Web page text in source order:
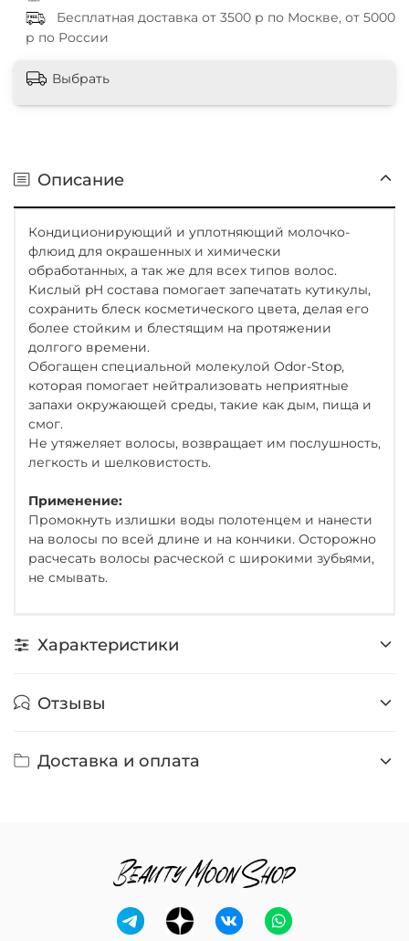
Бесплатная доставка от 3500 р по Москве, от 5000
р по России
Выбрать
Описание
Кондиционирующий и уплотняющий молочко-
флюид для окрашенных и химически
обработанных, а так же для всех типов волос.
Кислый pH состава помогает запечатать кутикулы,
сохранить блеск косметического цвета, делая его
более стойким и блестящим на протяжении
долгого времени.
Обогащен специальной молекулой Odor-Stop,
которая помогает нейтрализовать неприятные
запахи окружающей среды, такие как дым, пища и
смог.
Не утяжеляет волосы, возвращает им послушность,
легкость и шелковистость.
Применение:
Промокнуть излишки воды полотенцем и нанести
на волосы по всей длине и на кончики. Осторожно
расчесать волосы расческой с широкими зубьями,
не смывать.
Характеристики
Отзывы
Доставка и оплата